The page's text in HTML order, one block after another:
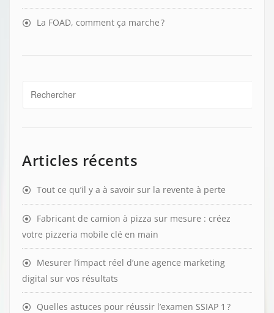
La FOAD, comment ça marche ?
Articles récents
Tout ce qu’il y a à savoir sur la revente à perte
Fabricant de camion à pizza sur mesure : créez
votre pizzeria mobile clé en main
Mesurer l’impact réel d’une agence marketing
digital sur vos résultats
Quelles astuces pour réussir l’examen SSIAP 1 ?